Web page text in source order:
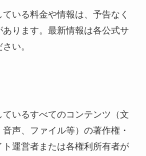
いる料金や情報は、予告なく
ります。最新情報は各公式サ
い。
いるすべてのコンテンツ（文
声、ファイル等）の著作権・
ト運営者または各権利所有者が